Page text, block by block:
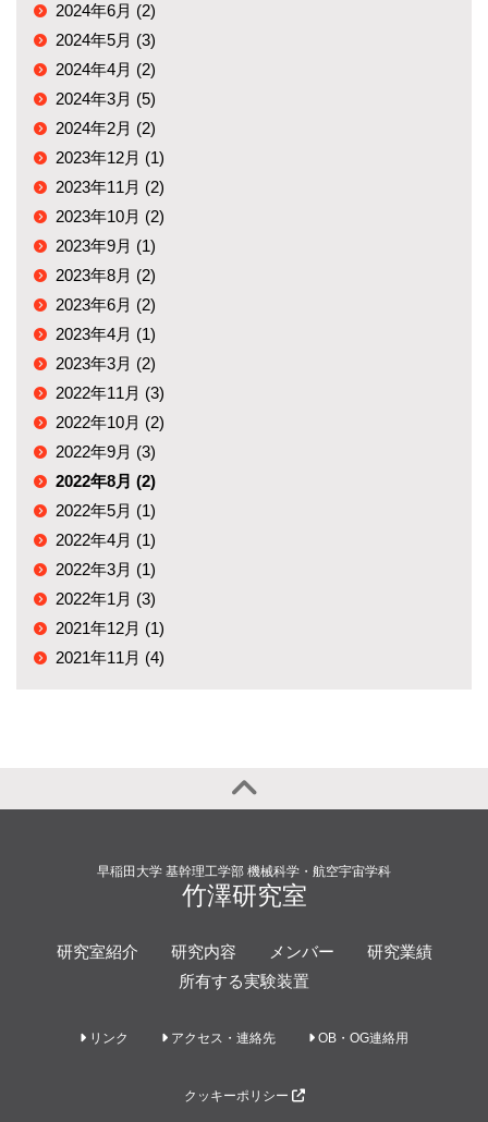
2024年6月 (2)
2024年5月 (3)
2024年4月 (2)
2024年3月 (5)
2024年2月 (2)
2023年12月 (1)
2023年11月 (2)
2023年10月 (2)
2023年9月 (1)
2023年8月 (2)
2023年6月 (2)
2023年4月 (1)
2023年3月 (2)
2022年11月 (3)
2022年10月 (2)
2022年9月 (3)
2022年8月 (2)
2022年5月 (1)
2022年4月 (1)
2022年3月 (1)
2022年1月 (3)
2021年12月 (1)
2021年11月 (4)
早稲田大学 基幹理工学部 機械科学・航空宇宙学科
竹澤研究室
研究室紹介 研究内容 メンバー
研究業績
所有する実験装置
リンク アクセス・連絡先 OB・OG連絡用
クッキーポリシー